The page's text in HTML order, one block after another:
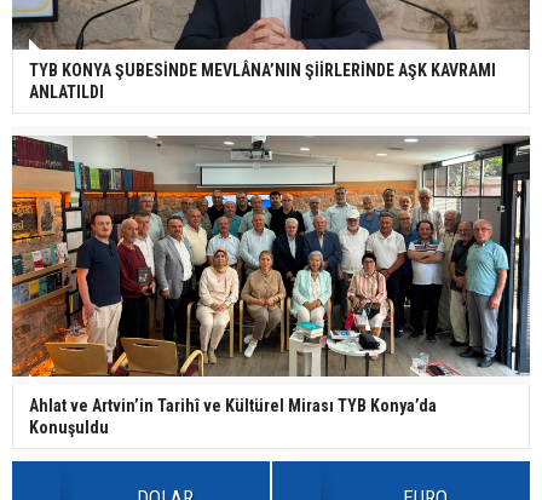
TYB KONYA ŞUBESİNDE MEVLÂNA’NIN ŞİİRLERİNDE AŞK KAVRAMI
ANLATILDI
Ahlat ve Artvin’in Tarihî ve Kültürel Mirası TYB Konya’da
Konuşuldu